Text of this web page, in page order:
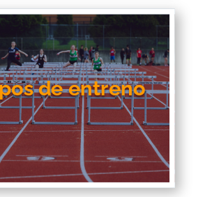
de entreno